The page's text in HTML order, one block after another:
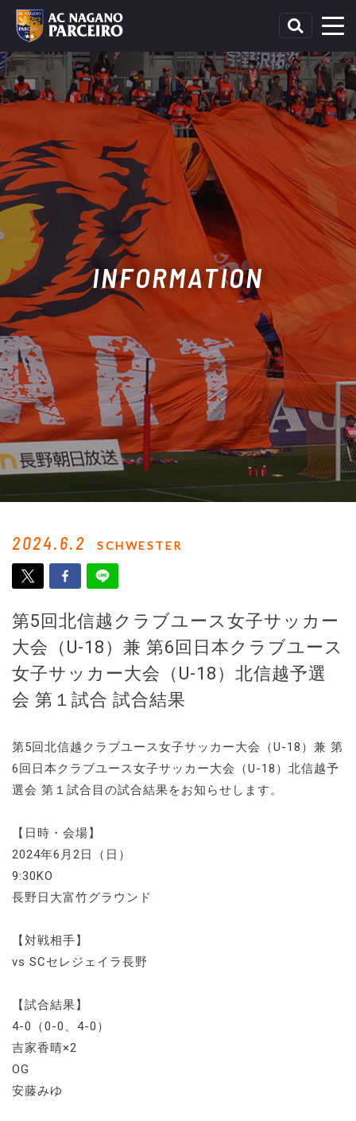
INFORMATION
2024.6.2 SCHWESTER
第5回北信越クラブユース女子サッカー
大会（U-18）兼 第6回日本クラブユース
女子サッカー大会（U-18）北信越予選
会 第１試合 試合結果
第5回北信越クラブユース女子サッカー大会（U-18）兼 第
6回日本クラブユース女子サッカー大会（U-18）北信越予
選会 第１試合目の試合結果をお知らせします。
【日時・会場】
2024年6月2日（日）
9:30KO
長野日大富竹グラウンド
【対戦相手】
vs SCセレジェイラ長野
【試合結果】
4-0（0-0、4-0）
吉家香晴×2
OG
安藤みゆ